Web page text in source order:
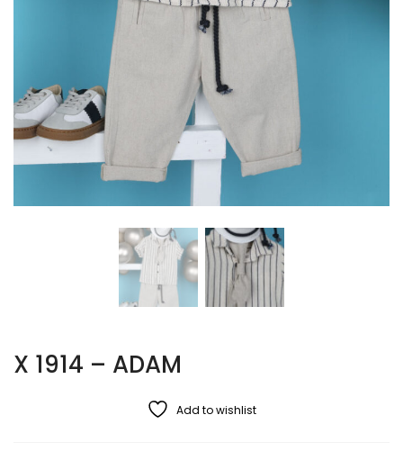
X 1914 – ADAM
Add to wishlist